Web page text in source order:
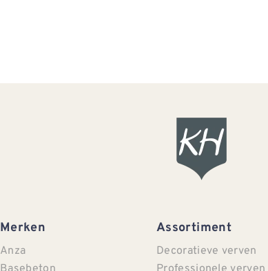
Merken
Anza
Assortiment
Decoratieve verven